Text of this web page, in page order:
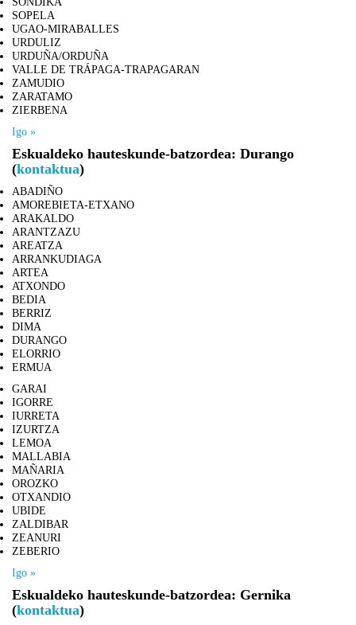
SOPELA
UGAO-MIRABALLES
URDULIZ
URDUÑA/ORDUÑA
VALLE DE TRÁPAGA-TRAPAGARAN
ZAMUDIO
ZARATAMO
ZIERBENA
Igo »
Eskualdeko hauteskunde-batzordea: Durango
(kontaktua)
ABADIÑO
AMOREBIETA-ETXANO
ARAKALDO
ARANTZAZU
AREATZA
ARRANKUDIAGA
ARTEA
ATXONDO
BEDIA
BERRIZ
DIMA
DURANGO
ELORRIO
ERMUA
GARAI
IGORRE
IURRETA
IZURTZA
LEMOA
MALLABIA
MAÑARIA
OROZKO
OTXANDIO
UBIDE
ZALDIBAR
ZEANURI
ZEBERIO
Igo »
Eskualdeko hauteskunde-batzordea: Gernika
(kontaktua)